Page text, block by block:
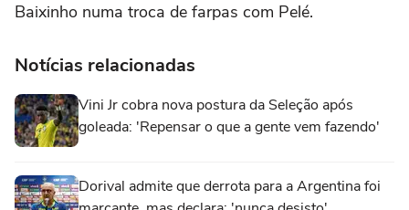
Baixinho numa troca de farpas com Pelé.
Notícias relacionadas
Vini Jr cobra nova postura da Seleção após
goleada: 'Repensar o que a gente vem fazendo'
Dorival admite que derrota para a Argentina foi